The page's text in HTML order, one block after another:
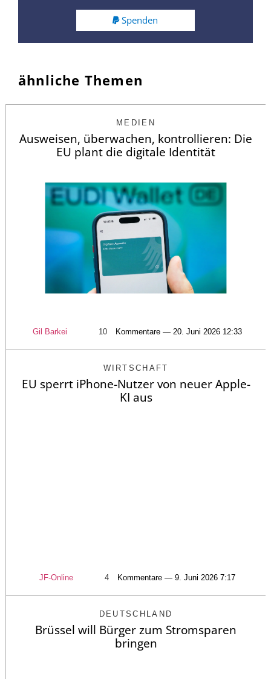
Spenden
ähnliche Themen
MEDIEN
Ausweisen, überwachen, kontrollieren: Die
EU plant die digitale Identität
Gil Barkei 10 Kommentare — 20. Juni 2026 12:33
WIRTSCHAFT
EU sperrt iPhone-Nutzer von neuer Apple-
KI aus
JF-Online 4 Kommentare — 9. Juni 2026 7:17
DEUTSCHLAND
Brüssel will Bürger zum Stromsparen
bringen